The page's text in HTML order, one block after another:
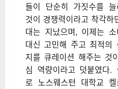
들이 단순히 가짓수를 늘
것이 경쟁력이라고 착각하
대는 지났으며, 이제는 소
대신 고민해 주고 최적의
지를 큐레이션 해주는 것
심 역량이라고 덧붙였다.
로 노스웨스턴 대학교 켈